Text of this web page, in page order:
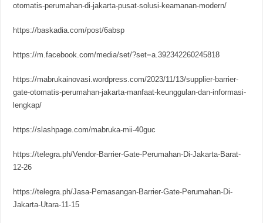
otomatis-perumahan-di-jakarta-pusat-solusi-keamanan-modern/
https://baskadia.com/post/6absp
https://m.facebook.com/media/set/?set=a.392342260245818
https://mabrukainovasi.wordpress.com/2023/11/13/supplier-barrier-
gate-otomatis-perumahan-jakarta-manfaat-keunggulan-dan-informasi-
lengkap/
https://slashpage.com/mabruka-mii-40guc
https://telegra.ph/Vendor-Barrier-Gate-Perumahan-Di-Jakarta-Barat-
12-26
https://telegra.ph/Jasa-Pemasangan-Barrier-Gate-Perumahan-Di-
Jakarta-Utara-11-15